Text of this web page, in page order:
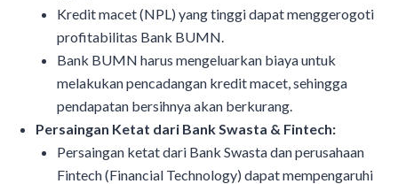
Kredit macet (NPL) yang tinggi dapat menggerogoti
profitabilitas Bank BUMN.
Bank BUMN harus mengeluarkan biaya untuk
melakukan pencadangan kredit macet, sehingga
pendapatan bersihnya akan berkurang.
Persaingan Ketat dari Bank Swasta & Fintech:
Persaingan ketat dari Bank Swasta dan perusahaan
Fintech (Financial Technology) dapat mempengaruhi